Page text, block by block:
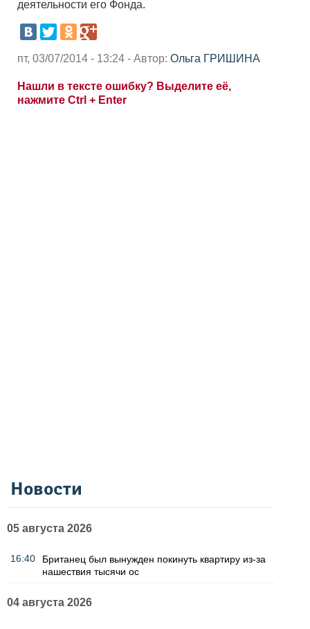
деятельности его Фонда.
пт, 03/07/2014 - 13:24 - Автор: Ольга ГРИШИНА
Нашли в тексте ошибку? Выделите её,
нажмите Ctrl + Enter
Новости
05 августа 2026
16:40
Британец был вынужден покинуть квартиру из-за
нашествия тысячи ос
04 августа 2026